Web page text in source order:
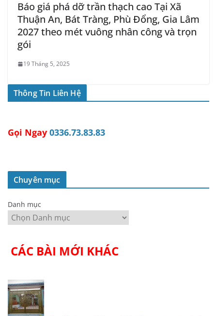
Báo giá phá dỡ trần thạch cao Tại Xã
Thuận An, Bát Tràng, Phù Đổng, Gia Lâm
2027 theo mét vuông nhân công và trọn
gói
19 Tháng 5, 2025
Thông Tin Liên Hệ
Gọi Ngay 0336.73.83.83
Chuyên mục
Danh mục
CÁC BÀI MỚI KHÁC